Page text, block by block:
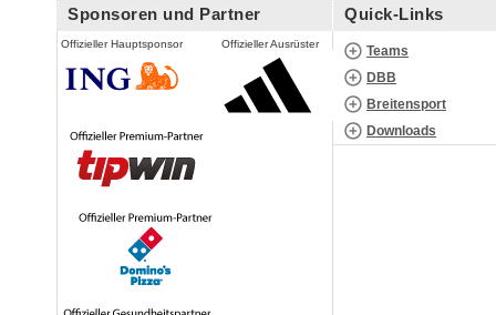
Sponsoren und Partner
Offizieller Hauptsponsor Offizieller Ausrüster
Quick-Links
Teams
DBB
Breitensport
Downloads